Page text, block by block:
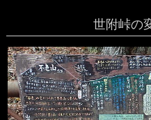
世附峠の